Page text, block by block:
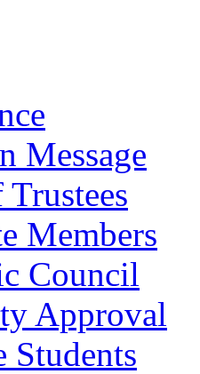
Message
Members
Council
Approval
Students